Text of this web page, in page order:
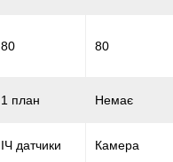
80 80
1 план Немає
ІЧ датчики Камера